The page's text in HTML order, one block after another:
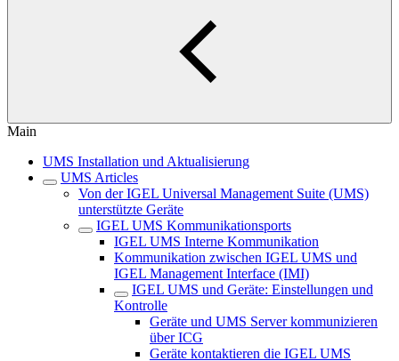
Main
UMS Installation und Aktualisierung
UMS Articles
Von der IGEL Universal Management Suite (UMS)
unterstützte Geräte
IGEL UMS Kommunikationsports
IGEL UMS Interne Kommunikation
Kommunikation zwischen IGEL UMS und
IGEL Management Interface (IMI)
IGEL UMS und Geräte: Einstellungen und
Kontrolle
Geräte und UMS Server kommunizieren
über ICG
Geräte kontaktieren die IGEL UMS